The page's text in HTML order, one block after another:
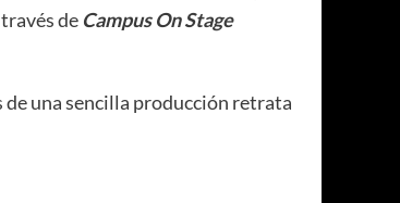
de Campus On Stage
de una sencilla producción retrata